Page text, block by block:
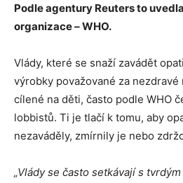
Podle agentury Reuters to
organizace–WHO.
Vlády, které se snaží zavádět
výrobky považované za
cílené na děti, často podle WHO
lobbistů. Ti je tlačí k tomu, aby
nezaváděly, zmírnily je nebo
„Vlády se často setkávají s